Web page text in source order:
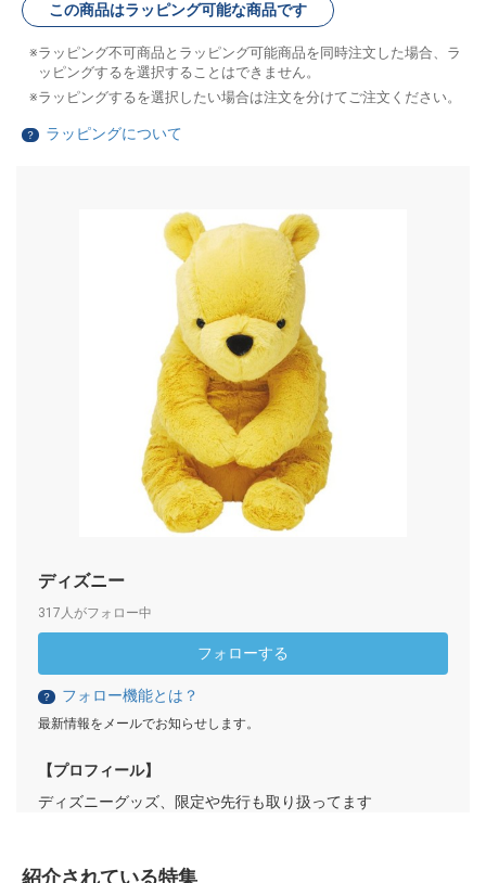
この商品はラッピング可能な商品です
ラッピング不可商品とラッピング可能商品を同時注文した場合、ラ
ッピングするを選択することはできません。
ラッピングするを選択したい場合は注文を分けてご注文ください。
？ ラッピングについて
ディズニー
317人がフォロー中
フォローする
？ フォロー機能とは？
最新情報をメールでお知らせします。
【プロフィール】
ディズニーグッズ、限定や先行も取り扱ってます
紹介されている特集